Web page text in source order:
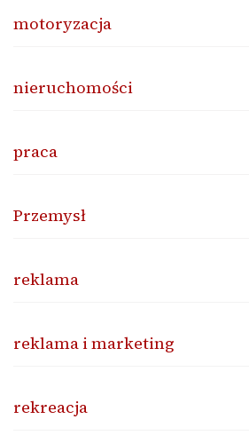
motoryzacja
nieruchomości
praca
Przemysł
reklama
reklama i marketing
rekreacja